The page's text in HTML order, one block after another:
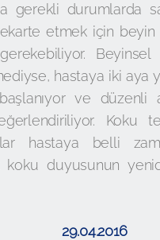
gerekli durumlarda
ekarte etmek için beyin
hastaya iki aya
ve düzenli
Koku
hastaya belli
koku duyusunun
29.04.2016